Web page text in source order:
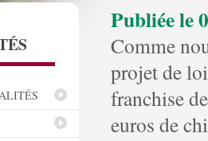
Publiée le
Comme
projet de
franchise
euros de